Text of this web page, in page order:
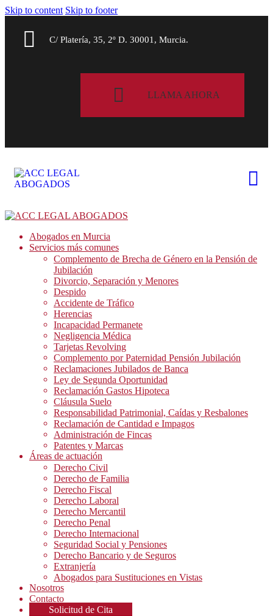
Skip to content Skip to footer
C/ Platería, 35, 2º D. 30001, Murcia.
LLAMA AHORA
Abogados en Murcia
Servicios más comunes
Complemento de Brecha de Género en la Pensión de
Jubilación
Divorcio, Separación y Menores
Despido
Accidente de Tráfico
Herencias
Incapacidad Permanete
Negligencia Médica
Tarjetas Revolving
Complemento por Paternidad Pensión Jubilación
Reclamaciones Jubilados de Banca
Ley de Segunda Oportunidad
Reclamación Gastos Hipoteca
Cláusula Suelo
Responsabilidad Patrimonial, Caídas y Resbalones
Reclamación de Cantidad e Impagos
Administración de Fincas
Patentes y Marcas
Áreas de actuación
Derecho Civil
Derecho de Familia
Derecho Fiscal
Derecho Laboral
Derecho Mercantil
Derecho Penal
Derecho Internacional
Seguridad Social y Pensiones
Derecho Bancario y de Seguros
Extranjería
Abogados para Sustituciones en Vistas
Nosotros
Contacto
Solicitud de Cita